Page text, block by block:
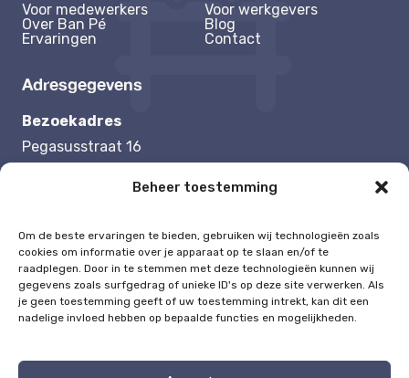
Beheer toestemming
Om de beste ervaringen te bieden, gebruiken wij technologieën zoals
cookies om informatie over je apparaat op te slaan en/of te
raadplegen. Door in te stemmen met deze technologieën kunnen wij
gegevens zoals surfgedrag of unieke ID's op deze site verwerken. Als
je geen toestemming geeft of uw toestemming intrekt, kan dit een
nadelige invloed hebben op bepaalde functies en mogelijkheden.
Voor medewerkers
Voor werkgevers
Over Ban Pé
Blog
Ervaringen
Contact
Adresgegevens
Bezoekadres
Pegasusstraat 16
Tel: 0625192504
Mail: melisa@ban-pe.nl